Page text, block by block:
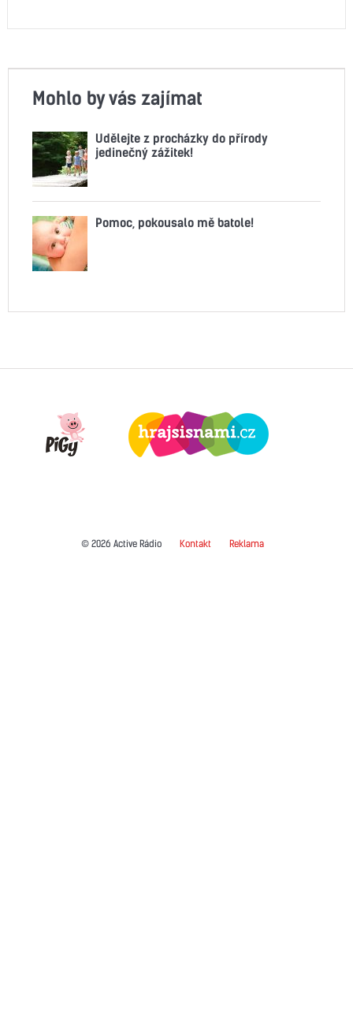
Mohlo by vás zajímat
Udělejte z procházky do přírody
jedinečný zážitek!
Pomoc, pokousalo mě batole!
© 2026 Active Rádio Kontakt Reklama